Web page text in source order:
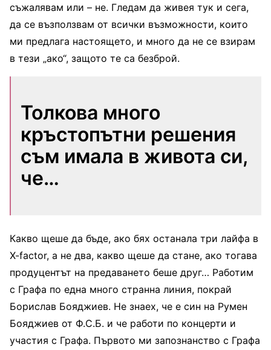
съжалявам или – не. Гледам да живея тук и сега,
да се възползвам от всички възможности, които
ми предлага настоящето, и много да не се взирам
в тези „ако“, защото те са безброй.
Толкова много
кръстопътни решения
съм имала в живота си,
че…
Какво щеше да бъде, ако бях останала три лайфа в
X-factor, а не два, какво щеше да стане, ако тогава
продуцентът на предаването беше друг… Работим
с Графа по една много странна линия, покрай
Борислав Бояджиев. Не знаех, че е син на Румен
Бояджиев от Ф.С.Б. и че работи по концерти и
участия с Графа. Първото ми запознанство с Графа